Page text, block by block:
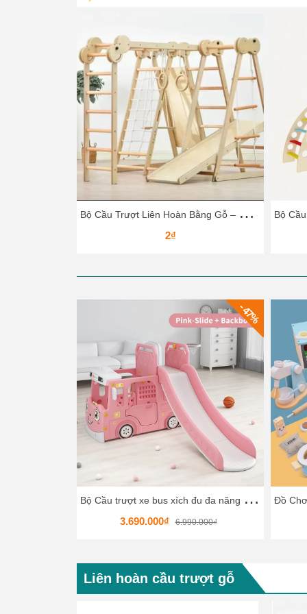
B
ộ Cầu Trượt Liên Hoàn Bằng Gỗ – Vận Động Leo Núi, Trượt Dốc Cho Bé
2₫
- 47%
B
ộ Cầu trượt xe bus xích đu đa năng HKCCT8
3.690.000₫ 6.990.000₫
Liên hoàn cầu trượt gỗ